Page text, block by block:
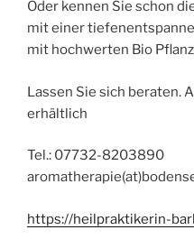
Oder kennen Sie schon
mit einer
mit hochwerten Bio
Lassen Sie sich beraten.
erhältlich
Tel.: 07732-8203890
https://heilpraktikerin-